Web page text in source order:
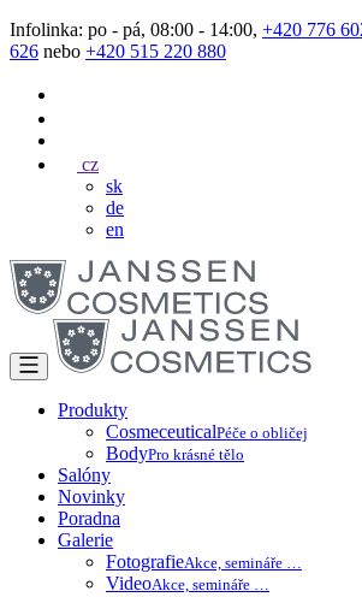
Infolinka: po - pá, 08:00 - 14:00, +420 776
626 nebo +420 515 220 880
cz
sk
de
en
Produkty
CosmeceuticalPéče o obličej
BodyPro krásné tělo
Salóny
Novinky
Poradna
Galerie
FotografieAkce, semináře …
VideoAkce, semináře …